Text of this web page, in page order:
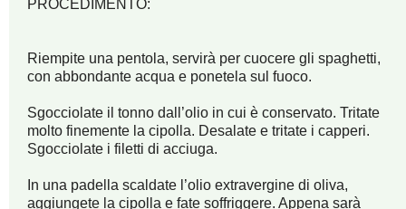
PROCEDIMENTO:
Riempite una pentola, servirà per cuocere gli spaghetti,
con abbondante acqua e ponetela sul fuoco.
Sgocciolate il tonno dall’olio in cui è conservato. Tritate
molto finemente la cipolla. Desalate e tritate i capperi.
Sgocciolate i filetti di acciuga.
In una padella scaldate l’olio extravergine di oliva,
aggiungete la cipolla e fate soffriggere. Appena sarà